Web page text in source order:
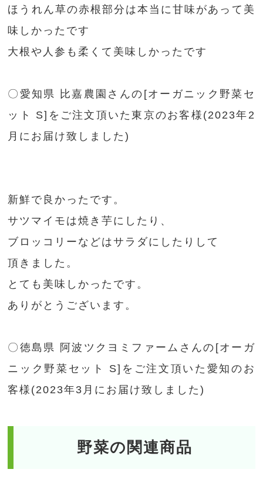
ほうれん草の赤根部分は本当に甘味があって美
味しかったです
大根や人参も柔くて美味しかったです
〇愛知県 比嘉農園さんの[オーガニック野菜セ
ット S]をご注文頂いた東京のお客様(2023年2
月にお届け致しました)
新鮮で良かったです。
サツマイモは焼き芋にしたり、
ブロッコリーなどはサラダにしたりして
頂きました。
とても美味しかったです。
ありがとうございます。
〇徳島県 阿波ツクヨミファームさんの[オーガ
ニック野菜セット S]をご注文頂いた愛知のお
客様(2023年3月にお届け致しました)
野菜の関連商品